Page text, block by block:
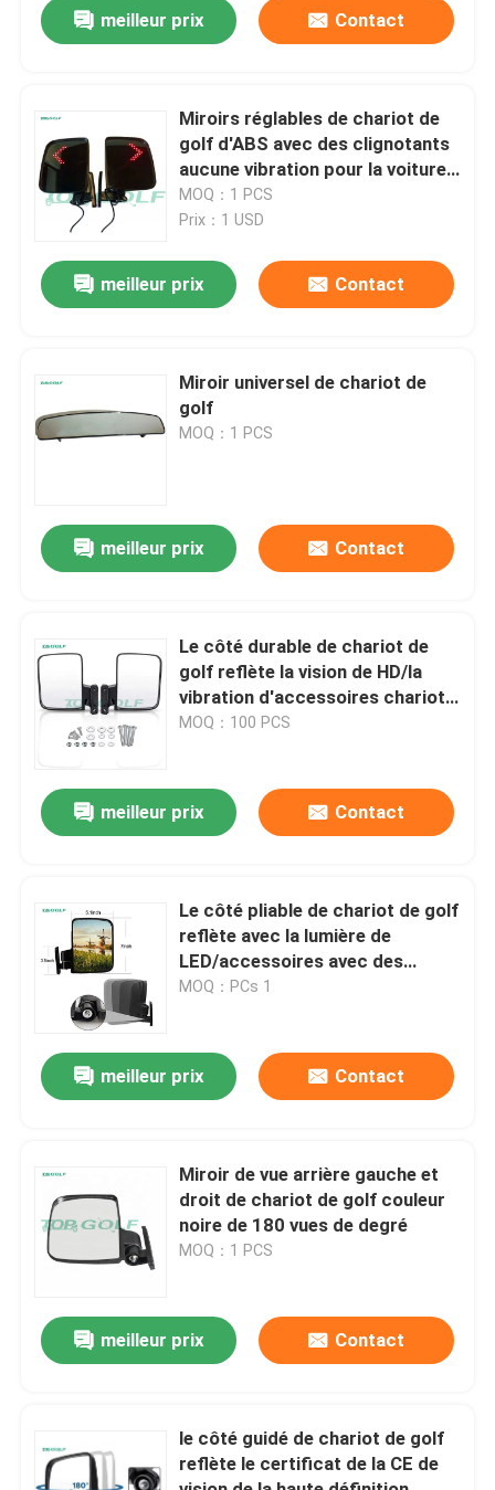
Produits
Au sujet de nous
Visite d'usine
Contact USA
Nouvelles
Miroirs de côté de chariot de golf
Tableau de bord de chariot de golf
meilleur prix Contact
Miroirs réglables de chariot de
golf d'ABS avec des clignotants
aucune vibration pour la voiture
de club de voiture de golf
MOQ：1 PCS
Prix：1 USD
meilleur prix Contact
Miroir universel de chariot de
golf
MOQ：1 PCS
meilleur prix Contact
Le côté durable de chariot de
golf reflète la vision de HD/la
vibration d'accessoires chariot
de golf résistantes
MOQ：100 PCS
meilleur prix Contact
Le côté pliable de chariot de golf
reflète avec la lumière de
LED/accessoires avec des
erreurs de golf
MOQ：PCs 1
meilleur prix Contact
Miroir de vue arrière gauche et
droit de chariot de golf couleur
noire de 180 vues de degré
MOQ：1 PCS
meilleur prix Contact
le côté guidé de chariot de golf
reflète le certificat de la CE de